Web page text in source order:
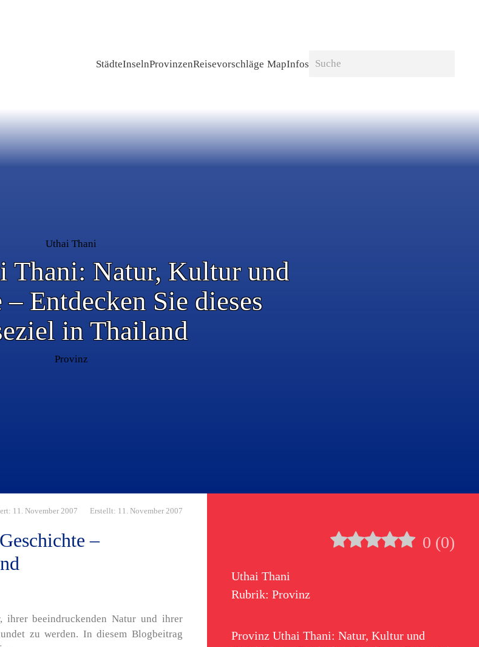
StädteInselnProvinzenReisevor­schläge MapInfos
Uthai Thani
Thani: Natur, Kultur und
Entdecken Sie dieses
in Thailand
Provinz
11. November 2007 Erstellt: 11. November 2007
–
beeindruckenden Natur und ihrer
zu werden. In diesem Blogbeitrag
0 (0)
Uthai Thani
Rubrik: Provinz
Provinz Uthai Thani: Natur, Kultur und